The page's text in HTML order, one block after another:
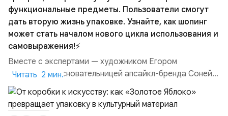
функциональные предметы. Пользователи смогут
дать вторую жизнь упаковке. Узнайте, как шопинг
может стать началом нового цикла использования и
самовыражения!⚡️
Вместе с экспертами — художником Егором
Шумиловым, основательницей апсайкл-бренда Соней
Щербаковой, кинологом Анной Дыман — компания
выпустила видеоинструкции, как дать упаковке вторую
жизнь Бренд «Золотое Яблоко» запустил проект, в
Читать 2 мин.